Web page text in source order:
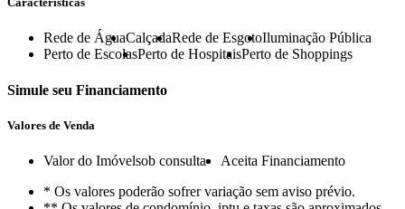
Rede de ÁguaCalçadaRede de EsgotoIluminação Pública
Perto de EscolasPerto de HospitaisPerto de Shoppings
Simule seu Financiamento
Valores de Venda
Valor do Imóvelsob consulta
Aceita Financiamento
* Os valores poderão sofrer variação sem aviso prévio.